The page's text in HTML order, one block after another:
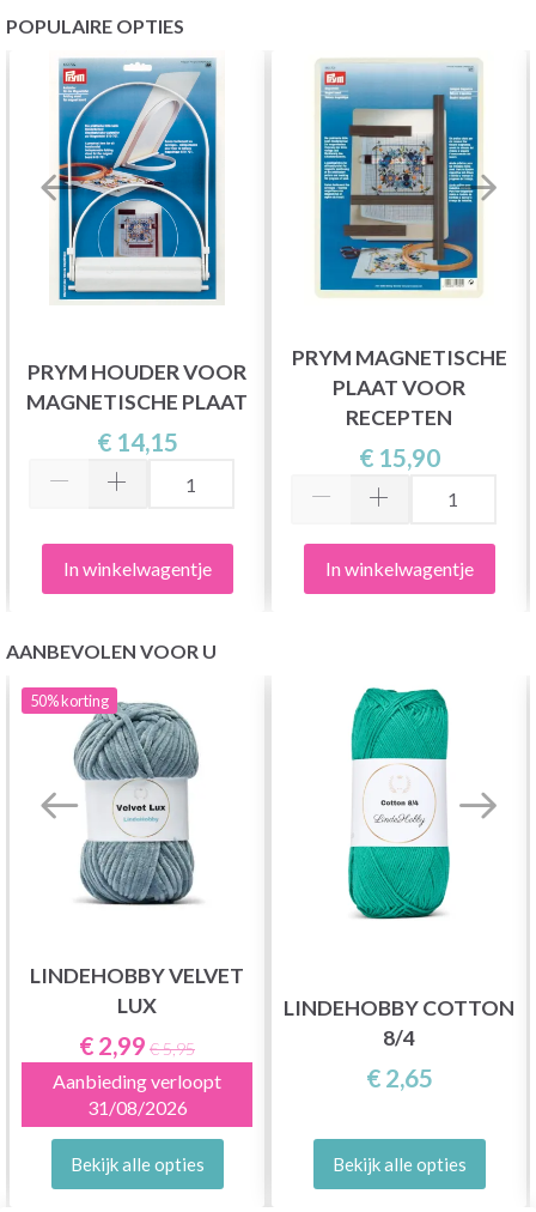
POPULAIRE OPTIES
PRYM HOUDER VOOR
MAGNETISCHE PLAAT
€ 14,15
In winkelwagentje
PRYM MAGNETISCHE
PLAAT VOOR
RECEPTEN
€ 15,90
In winkelwagentje
AANBEVOLEN VOOR U
50%korting
LINDEHOBBY VELVET
LUX
€ 2,99 € 5,95
Aanbieding verloopt
31/08/2026
Bekijk alle opties
LINDEHOBBY COTTON
8/4
€ 2,65
Bekijk alle opties